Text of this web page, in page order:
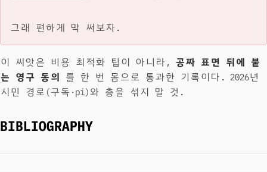
그래 편하게 막 써보자.
이 씨앗은 비용 최적화 팁이 아니라, 공짜 표면 뒤에 붙
는 영구 동의
를 한 번 몸으로 통과한 기록이다. 2026년
시민 경로(구독·pi)와 층을 섞지 말 것.
BIBLIOGRAPHY